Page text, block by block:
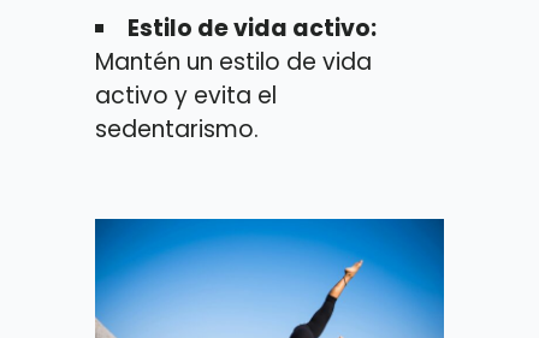
Estilo de vida activo:
Mantén un estilo de vida
activo y evita el
sedentarismo.